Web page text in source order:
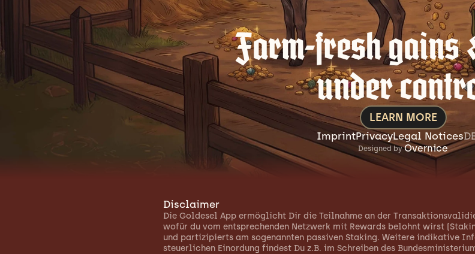
Farm-fresh gains
under
LEARN MORE
ImprintPrivacyLegal Notices
Designed by Overnice
Disclaimer
Die Goldesel App ermöglicht Dir die Teilnahme an der
wofür du vom entsprechenden Netzwerk mit Rewards belohnt wirst
und partizipierts am sogenannten passiven Staking. Weitere indikative
steuerlichen Einordung findest Du z.B. im Schreiben des